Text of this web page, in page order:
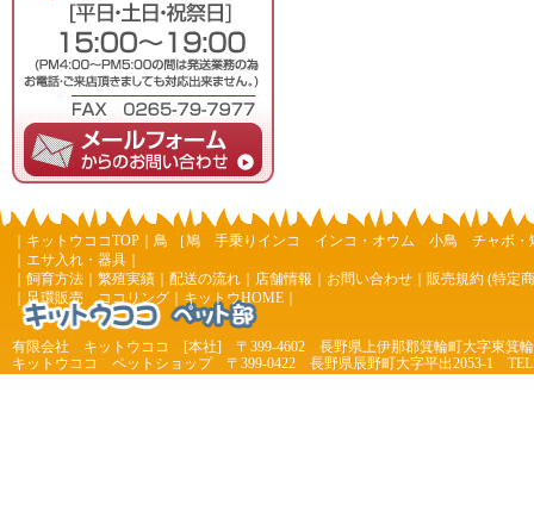
キットウココTOP 鳥 ［鳩 手乗りインコ インコ・オウム 小鳥
チャボ・
エサ入れ・器具
飼育方法 繁殖実績 配送の流れ 店舗情報 お問い合わせ
販売規約 (特定
足環販売 ココリング キットウHOME
有限会社 キットウココ [本社] 〒399-4602 長野県上伊那郡箕輪町大字東箕
キットウココ ペットショップ 〒399-0422 長野県辰野町大字平出2053-1 TEL